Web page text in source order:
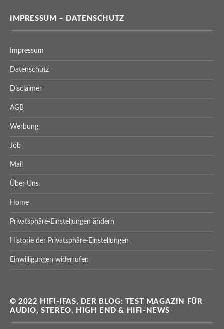
IMPRESSUM – DATENSCHUTZ
Impressum
Datenschutz
Disclaimer
AGB
Werbung
Job
Mail
Über Uns
Home
Privatsphäre-Einstellungen ändern
Historie der Privatsphäre-Einstellungen
Einwilligungen widerrufen
© 2022 HIFI-IFAS, DER BLOG: TEST MAGAZIN FÜR
AUDIO, STEREO, HIGH END & HIFI-NEWS